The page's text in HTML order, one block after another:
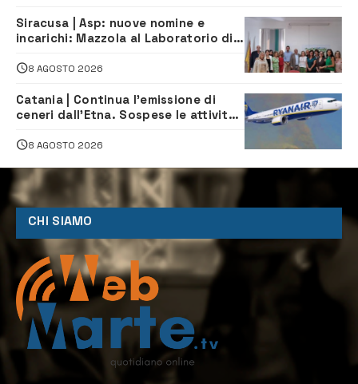
Siracusa | Asp: nuove nomine e
incarichi: Mazzola al Laboratorio di
Servizio Legale
8 AGOSTO 2026
Catania | Continua l’emissione di
ceneri dall’Etna. Sospese le attività
8 AGOSTO 2026
CHI SIAMO